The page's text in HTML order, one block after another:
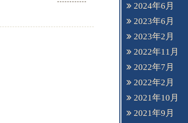
2024年6月
2023年6月
2023年2月
2022年11月
2022年7月
2022年2月
2021年10月
2021年9月